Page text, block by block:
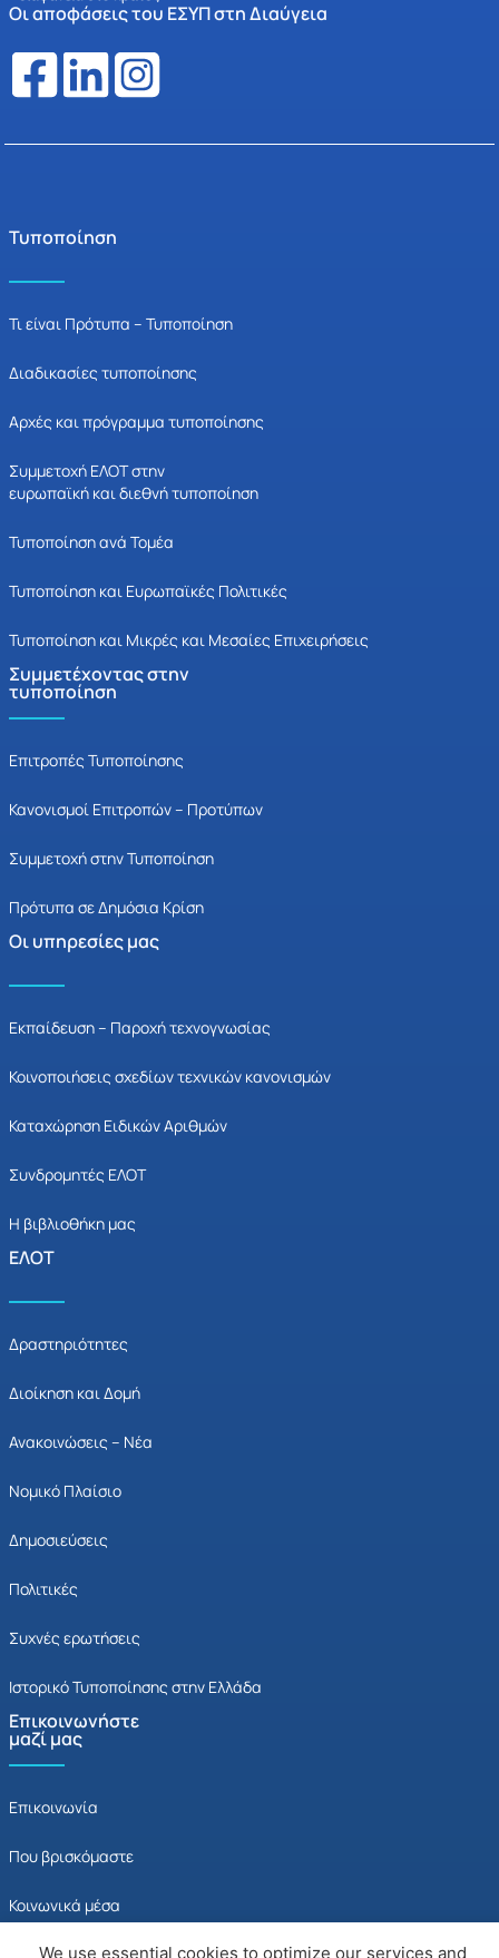
We use essential cookies to optimize our services and
Οι αποφάσεις του ΕΣΥΠ στη Διαύγεια
Τυποποίηση
Τι είναι Πρότυπα – Τυποποίηση
Διαδικασίες τυποποίησης
Αρχές και πρόγραμμα τυποποίησης
Συμμετοχή ΕΛΟΤ στην
ευρωπαϊκή και διεθνή τυποποίηση
Τυποποίηση ανά Τομέα
Τυποποίηση και Ευρωπαϊκές Πολιτικές
Τυποποίηση και Μικρές και Μεσαίες Επιχειρήσεις
Συμμετέχοντας στην
τυποποίηση
Επιτροπές Τυποποίησης
Κανονισμοί Επιτροπών – Προτύπων
Συμμετοχή στην Τυποποίηση
Πρότυπα σε Δημόσια Κρίση
Οι υπηρεσίες μας
Εκπαίδευση – Παροχή τεχνογνωσίας
Κοινοποιήσεις σχεδίων τεχνικών κανονισμών
Καταχώρηση Ειδικών Αριθμών
Συνδρομητές ΕΛΟΤ
Η βιβλιοθήκη μας
ΕΛΟΤ
Δραστηριότητες
Διοίκηση και Δομή
Ανακοινώσεις – Νέα
Νομικό Πλαίσιο
Δημοσιεύσεις
Πολιτικές
Συχνές ερωτήσεις
Ιστορικό Τυποποίησης στην Ελλάδα
Επικοινωνήστε
μαζί μας
Επικοινωνία
Που βρισκόμαστε
Κοινωνικά μέσα